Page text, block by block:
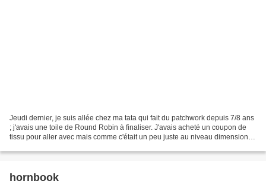
Jeudi dernier, je suis allée chez ma tata qui fait du patchwork depuis 7/8 ans
; j'avais une toile de Round Robin à finaliser. J'avais acheté un coupon de
tissu pour aller avec mais comme c'était un peu juste au niveau dimension, il
hornbook